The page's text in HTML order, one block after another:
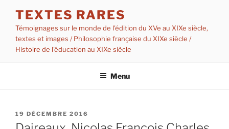
contenu
principal
TEXTES RARES
Témoignages sur le monde de l'édition du XVe au XIXe siècle,
textes et images / Philosophie française du XIXe siècle /
Histoire de l'éducation au XIXe siècle
Menu
PUBLIÉ
LE
19 DÉCEMBRE 2016